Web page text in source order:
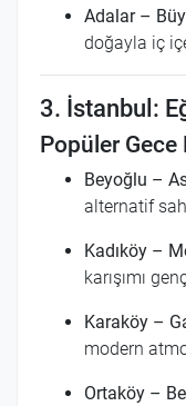
Adalar –
doğayla iç
3. İstanbul:
Popüler Gece
Beyoğlu –
alternatif
Kadıköy –
karışımı
Karaköy –
modern
Ortaköy –